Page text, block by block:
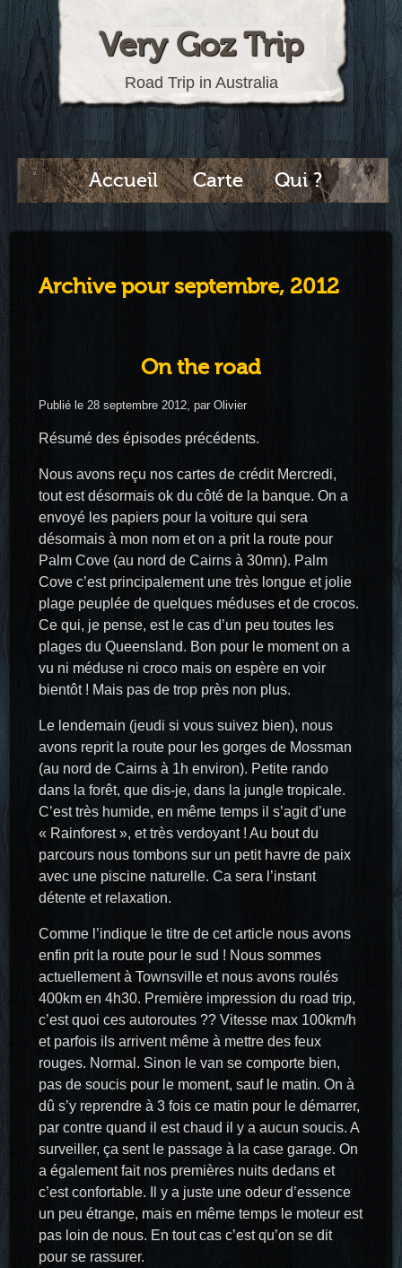
Very Goz Trip
Road Trip in Australia
Accueil Carte Qui ?
Archive pour septembre, 2012
On the road
Publié le 28 septembre 2012, par Olivier
Résumé des épisodes précédents.
Nous avons reçu nos cartes de crédit Mercredi,
tout est désormais ok du côté de la banque. On a
envoyé les papiers pour la voiture qui sera
désormais à mon nom et on a prit la route pour
Palm Cove (au nord de Cairns à 30mn). Palm
Cove c’est principalement une très longue et jolie
plage peuplée de quelques méduses et de crocos.
Ce qui, je pense, est le cas d’un peu toutes les
plages du Queensland. Bon pour le moment on a
vu ni méduse ni croco mais on espère en voir
bientôt ! Mais pas de trop près non plus.
Le lendemain (jeudi si vous suivez bien), nous
avons reprit la route pour les gorges de Mossman
(au nord de Cairns à 1h environ). Petite rando
dans la forêt, que dis-je, dans la jungle tropicale.
C’est très humide, en même temps il s’agit d’une
« Rainforest », et très verdoyant ! Au bout du
parcours nous tombons sur un petit havre de paix
avec une piscine naturelle. Ca sera l’instant
détente et relaxation.
Comme l’indique le titre de cet article nous avons
enfin prit la route pour le sud ! Nous sommes
actuellement à Townsville et nous avons roulés
400km en 4h30. Première impression du road trip,
c’est quoi ces autoroutes ?? Vitesse max 100km/h
et parfois ils arrivent même à mettre des feux
rouges. Normal. Sinon le van se comporte bien,
pas de soucis pour le moment, sauf le matin. On à
dû s’y reprendre à 3 fois ce matin pour le démarrer,
par contre quand il est chaud il y a aucun soucis. A
surveiller, ça sent le passage à la case garage. On
a également fait nos premières nuits dedans et
c’est confortable. Il y a juste une odeur d’essence
un peu étrange, mais en même temps le moteur est
pas loin de nous. En tout cas c’est qu’on se dit
pour se rassurer.